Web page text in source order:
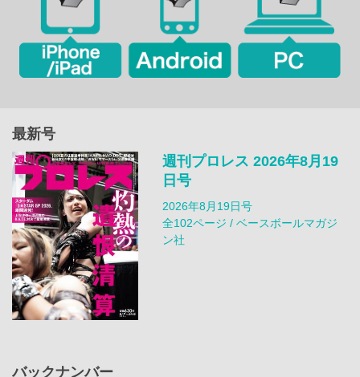
最新号
週刊プロレス 2026年8月19
日号
2026年8月19日号
全102ページ / ベースボールマガジ
ン社
バックナンバー